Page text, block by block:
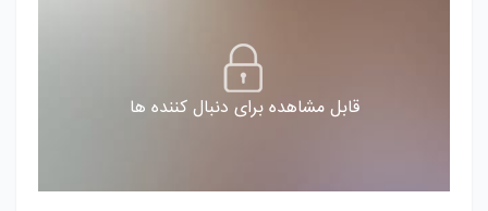
قابل مشاهده برای دنبال کننده ها